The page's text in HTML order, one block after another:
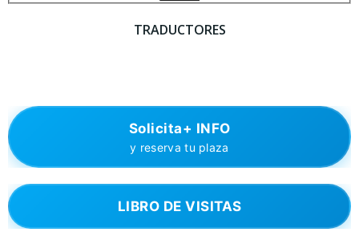
TRADUCTORES
Solicita+ INFO
y reserva tu plaza
LIBRO DE VISITAS